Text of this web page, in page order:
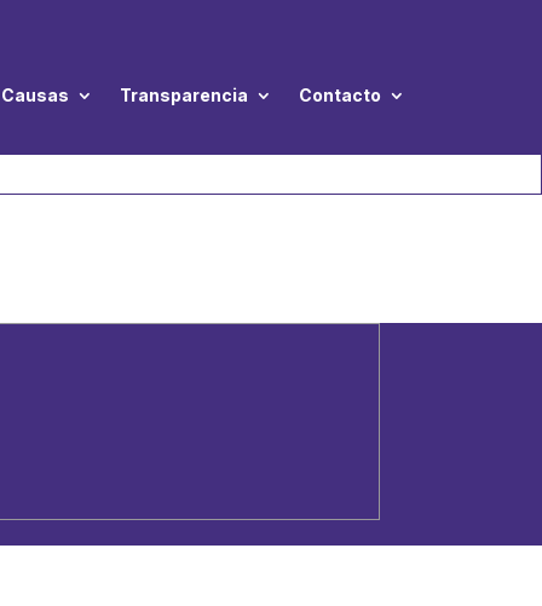
Causas Transparencia Contacto